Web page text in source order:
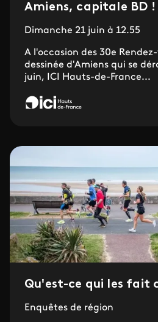
Amiens, capitale BD !
Dimanche 21 juin à 12.55
A l'occasion des 30e
dessinée d'Amiens qui se
juin, ICI Hauts-de-France...
Qu'est-ce qui les fait
Enquêtes de région